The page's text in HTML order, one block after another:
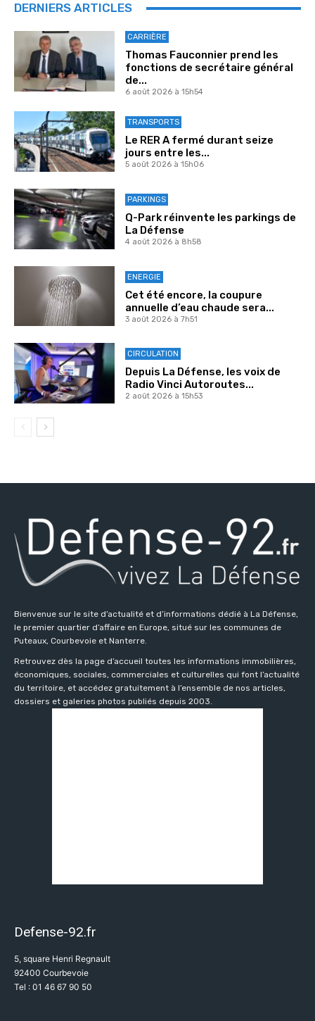
DERNIERS ARTICLES
CARRIÈRE
Thomas Fauconnier prend les
fonctions de secrétaire général
de...
6 août 2026 à 15h54
TRANSPORTS
Le RER A fermé durant seize
jours entre les...
5 août 2026 à 15h06
PARKINGS
Q-Park réinvente les parkings de
La Défense
4 août 2026 à 8h58
ENERGIE
Cet été encore, la coupure
annuelle d’eau chaude sera...
3 août 2026 à 7h51
CIRCULATION
Depuis La Défense, les voix de
Radio Vinci Autoroutes...
2 août 2026 à 15h53
Bienvenue sur le site d’actualité et d’informations dédié à La Défense,
le premier quartier d’affaire en Europe, situé sur les communes de
Puteaux, Courbevoie et Nanterre.
Retrouvez dès la page d’accueil toutes les informations immobilières,
économiques, sociales, commerciales et culturelles qui font l’actualité
du territoire, et accédez gratuitement à l’ensemble de nos articles,
dossiers et galeries photos publiés depuis 2003.
Defense-92.fr
5, square Henri Regnault
92400 Courbevoie
Tel : 01 46 67 90 50